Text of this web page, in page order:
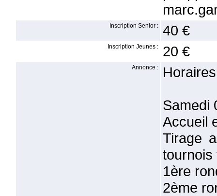
Inscription Senior : 40 €
Inscription Jeunes : 20 €
Annonce :
Samedi
Accueil
Tirage
tournois
1ère
2ème